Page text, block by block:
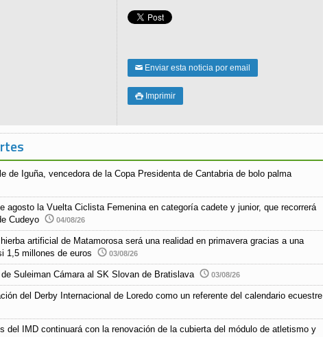
✉ Enviar esta noticia por email
 Imprimir
de Iguña, vencedora de la Copa Presidenta de Cantabria de bolo palma
agosto la Vuelta Ciclista Femenina en categoría cadete y junior, que recorrerá
Cudeyo
04/08/26
artificial de Matamorosa será una realidad en primavera gracias a una
1,5 millones de euros
03/08/26
Suleiman Cámara al SK Slovan de Bratislava 03/08/26
del Derby Internacional de Loredo como un referente del calendario ecuestre
del IMD continuará con la renovación de la cubierta del módulo de atletismo y